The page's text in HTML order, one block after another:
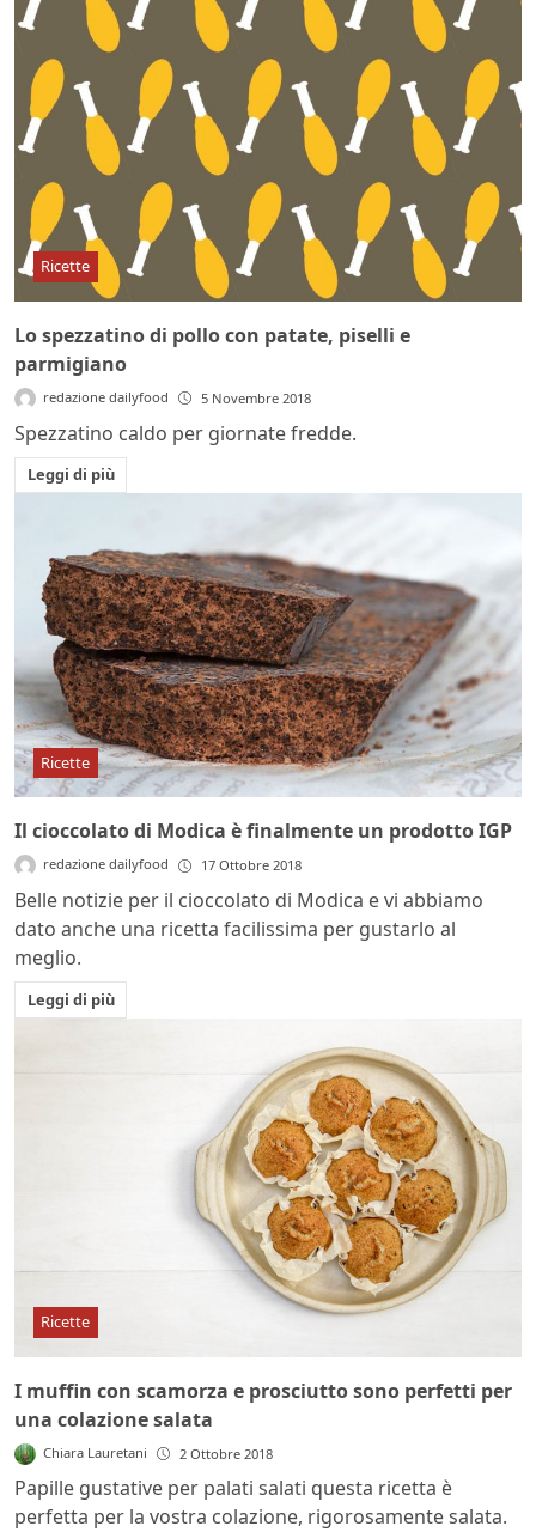
Ricette
Lo spezzatino di pollo con patate, piselli e
parmigiano
redazione dailyfood 5 Novembre 2018
Spezzatino caldo per giornate fredde.
Leggi di più
Ricette
Il cioccolato di Modica è finalmente un prodotto IGP
redazione dailyfood 17 Ottobre 2018
Belle notizie per il cioccolato di Modica e vi abbiamo
dato anche una ricetta facilissima per gustarlo al
meglio.
Leggi di più
Ricette
I muffin con scamorza e prosciutto sono perfetti per
una colazione salata
Chiara Lauretani 2 Ottobre 2018
Papille gustative per palati salati questa ricetta è
perfetta per la vostra colazione, rigorosamente salata.